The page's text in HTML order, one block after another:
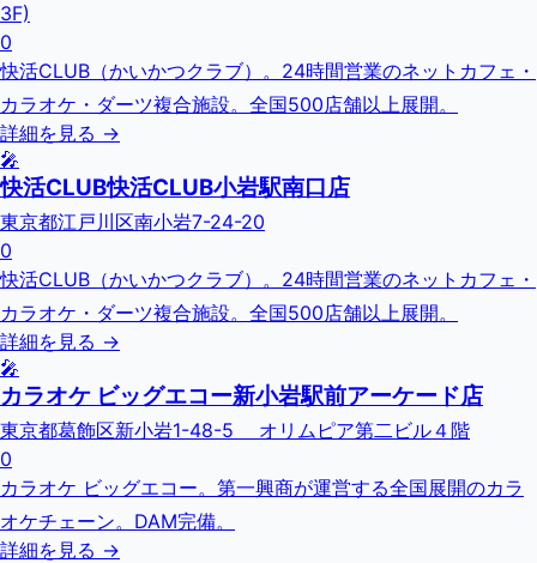
3F)
0
快活CLUB（かいかつクラブ）。24時間営業のネットカフェ・
カラオケ・ダーツ複合施設。全国500店舗以上展開。
詳細を見る →
🎤
快活CLUB快活CLUB小岩駅南口店
東京都江戸川区南小岩7-24-20
0
快活CLUB（かいかつクラブ）。24時間営業のネットカフェ・
カラオケ・ダーツ複合施設。全国500店舗以上展開。
詳細を見る →
🎤
カラオケ ビッグエコー新小岩駅前アーケード店
東京都葛飾区新小岩1-48-5 オリムピア第二ビル４階
0
カラオケ ビッグエコー。第一興商が運営する全国展開のカラ
オケチェーン。DAM完備。
詳細を見る →